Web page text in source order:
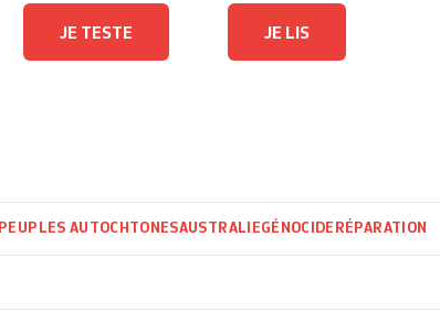
JE TESTE JE LIS
PEUPLES AUTOCHTONESAUSTRALIEGÉNOCIDE RÉPARATION